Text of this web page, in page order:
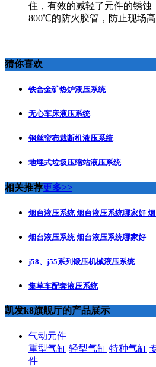
住，有效的减轻了元件的锈蚀
800℃的防火胶管，防止现场
猜你喜欢
铁合金矿热炉液压系统
无心车床液压系统
钢丝帘布裁断机液压系统
地埋式垃圾压缩站液压系统
相关推荐更多>>
烟台液压系统 烟台液压系统哪家好
烟台液压系统 烟台液压系统哪家好
j58、j55系列锻压机械液压系统
集草车配套液压系统
凯发k8旗舰厅的产品展示
气动元件
重型气缸 轻型气缸 特种气缸
件